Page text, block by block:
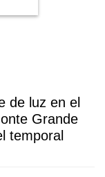
de luz en el
Grande
temporal